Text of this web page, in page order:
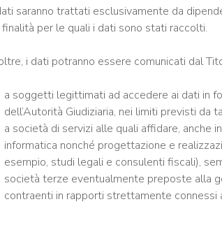
saranno trattati esclusivamente da
per le quali i dati sono stati raccolti.
i dati potranno essere comunicati dal
a soggetti legittimati ad accedere ai dati in
dell’Autorità Giudiziaria, nei limiti previsti da
a società di servizi alle quali affidare, anche
informatica nonché progettazione e
esempio, studi legali e consulenti fiscali),
società terze eventualmente preposte alla
contraenti in rapporti strettamente connessi